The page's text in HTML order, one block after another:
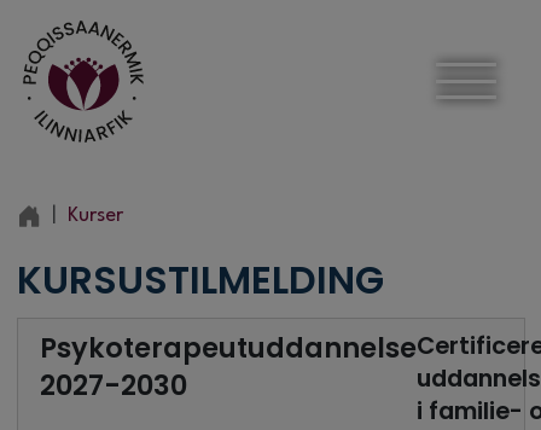
Kurser
KURSUSTILMELDING
Psykoterapeutuddannelse
2027-2030
i familie-